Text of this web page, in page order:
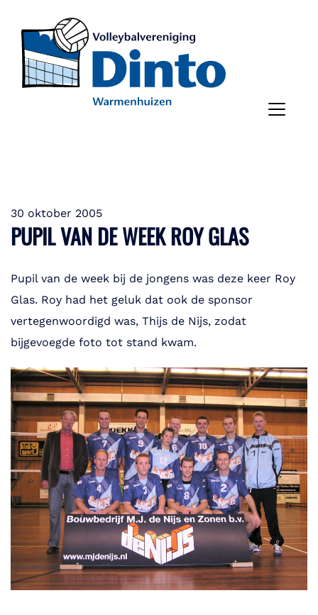
30 oktober 2005
PUPIL VAN DE WEEK ROY GLAS
Pupil van de week bij de jongens was deze keer Roy
Glas. Roy had het geluk dat ook de sponsor
vertegenwoordigd was, Thijs de Nijs, zodat
bijgevoegde foto tot stand kwam.